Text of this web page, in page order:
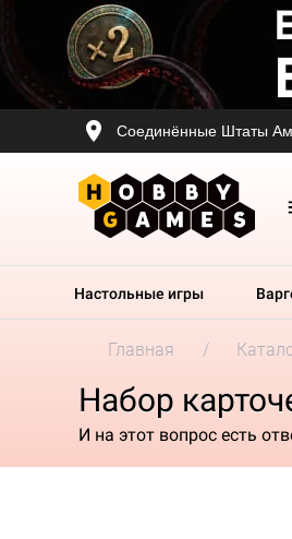
Соединённые Штаты
Настольные игры
Главная
Набор
И на этот вопрос есть